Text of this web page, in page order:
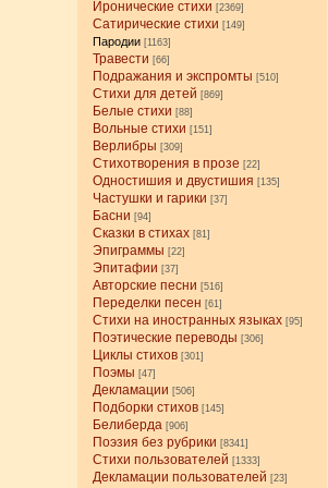
Иронические стихи [2369]
Сатирические стихи [149]
Пародии [1163]
Травести [66]
Подражания и экспромты [510]
Стихи для детей [869]
Белые стихи [88]
Вольные стихи [151]
Верлибры [309]
Стихотворения в прозе [22]
Одностишия и двустишия [135]
Частушки и гарики [37]
Басни [94]
Сказки в стихах [81]
Эпиграммы [22]
Эпитафии [37]
Авторские песни [516]
Переделки песен [61]
Стихи на иностранных языках [95]
Поэтические переводы [306]
Циклы стихов [301]
Поэмы [47]
Декламации [506]
Подборки стихов [145]
Белиберда [906]
Поэзия без рубрики [8341]
Стихи пользователей [1333]
Декламации пользователей [23]